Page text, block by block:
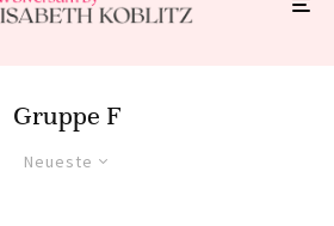
Gruppe F
Neueste